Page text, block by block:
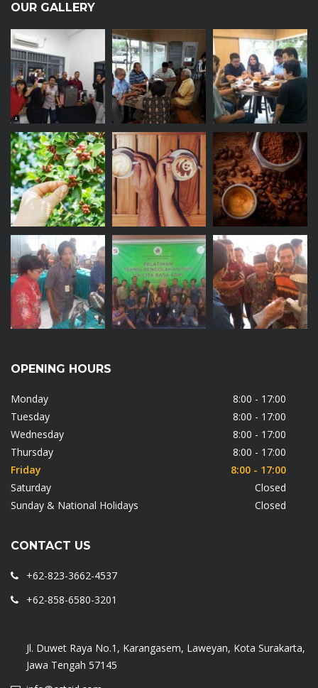
OUR GALLERY
OPENING HOURS
Monday
8:00 - 17:00
Tuesday
8:00 - 17:00
Wednesday
8:00 - 17:00
Thursday
8:00 - 17:00
Friday
8:00 - 17:00
Saturday
Closed
Sunday & National Holidays
Closed
CONTACT US
+62-823-3662-4537
+62-858-6580-3201
Jl. Duwet Raya No.1, Karangasem, Laweyan, Kota Surakarta,
Jawa Tengah 57145